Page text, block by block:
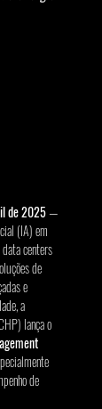
de 2025 —
(IA) em
centers
de
e
a
lança o
de